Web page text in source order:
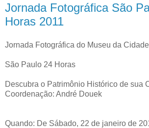
Jornada Fotográfica São
Horas 2011
Jornada Fotográfica do Museu da
São Paulo 24 Horas
Descubra o Patrimônio Histórico de sua
Coordenação: André Douek
Quando: De Sábado, 22 de janeiro de